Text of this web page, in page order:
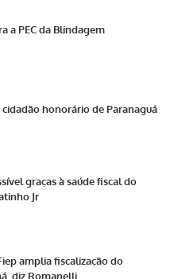
a PEC da Blindagem
honorário de Paranaguá
graças à saúde fiscal do
Jr
amplia fiscalização do
diz Romanelli